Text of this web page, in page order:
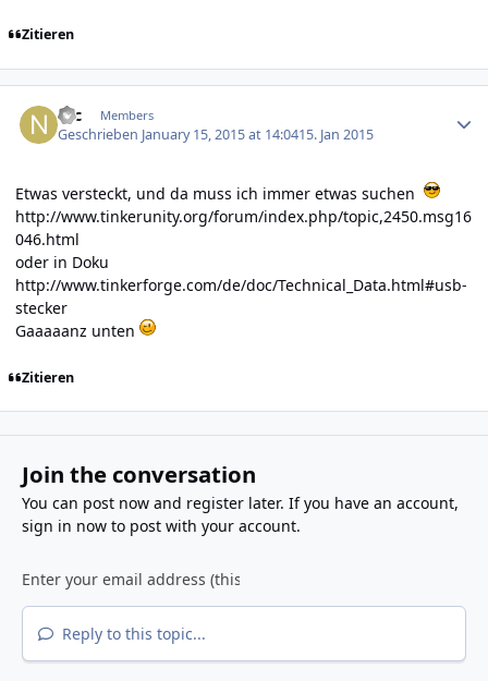
Zitieren
Nic Members
Geschrieben January 15, 2015 at 14:0415. Jan 2015
Etwas versteckt, und da muss ich immer etwas suchen
http://www.tinkerunity.org/forum/index.php/topic,2450.msg16
046.html
oder in Doku
http://www.tinkerforge.com/de/doc/Technical_Data.html#usb-
stecker
Gaaaaanz unten
Zitieren
Join the conversation
You can post now and register later. If you have an account,
sign in nowto post with your account.
Reply to this topic...